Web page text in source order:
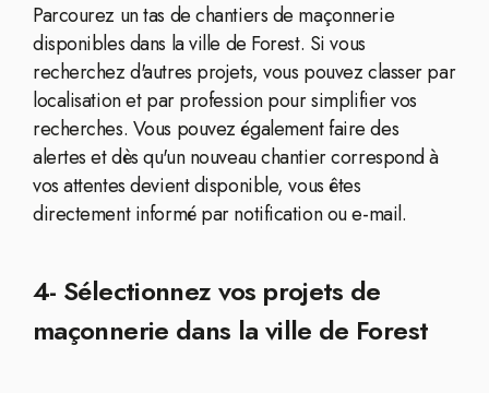
Parcourez un tas de chantiers de maçonnerie
disponibles dans la ville de Forest. Si vous
recherchez d'autres projets, vous pouvez classer par
localisation et par profession pour simplifier vos
recherches. Vous pouvez également faire des
alertes et dès qu'un nouveau chantier correspond à
vos attentes devient disponible, vous êtes
directement informé par notification ou e-mail.
4- Sélectionnez vos projets de
maçonnerie dans la ville de Forest